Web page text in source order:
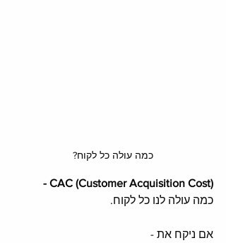
כמה עולה כל לקוח?
- CAC (Customer Acquisition Cost)
כמה עולה לנו כל לקוח.
אם ניקח את -